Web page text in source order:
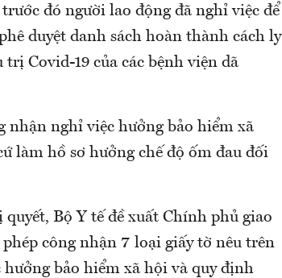
đó người lao động đã nghỉ việc để
duyệt danh sách hoàn thành cách ly
Covid-19 của các bệnh viện dã
nhận nghỉ việc hưởng bảo hiểm xã
làm hồ sơ hưởng chế độ ốm đau đối
Bộ Y tế đề xuất Chính phủ giao
công nhận 7 loại giấy tờ nêu trên
bảo hiểm xã hội và quy định